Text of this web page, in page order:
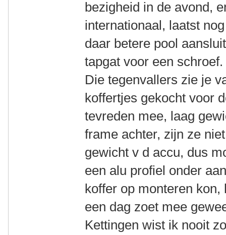
bezigheid in de avond,
internationaal, laatst
daar betere pool
tapgat voor een schroef.
Die tegenvallers zie je
koffertjes gekocht voor
tevreden mee, laag
frame achter, zijn ze
gewicht v d accu, dus
een alu profiel onder
koffer op monteren
een dag zoet mee
Kettingen wist ik nooit